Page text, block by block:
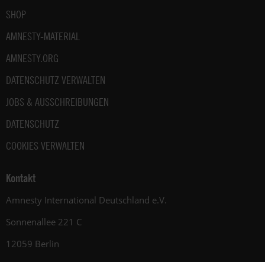
SHOP
AMNESTY-MATERIAL
AMNESTY.ORG
DATENSCHUTZ VERWALTEN
JOBS & AUSSCHREIBUNGEN
DATENSCHUTZ
COOKIES VERWALTEN
Kontakt
Amnesty International Deutschland e.V.
Sonnenallee 221 C
12059 Berlin